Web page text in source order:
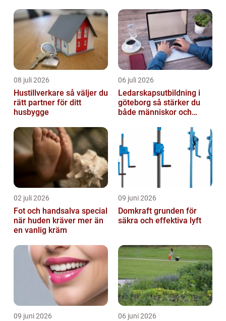
08 juli 2026
Hustillverkare så väljer du
rätt partner för ditt
husbygge
06 juli 2026
Ledarskapsutbildning i
göteborg så stärker du
både människor och
02 juli 2026
Fot och handsalva special
när huden kräver mer än
en vanlig kräm
09 juni 2026
Domkraft grunden för
säkra och effektiva lyft
09 juni 2026 06 juni 2026